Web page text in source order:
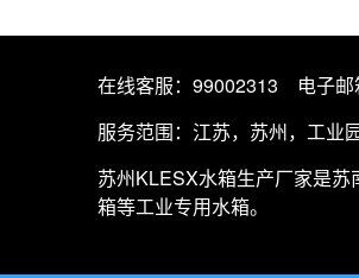
在线客服： 99002313 电子邮
服务范围：江苏，苏州，工业
苏州KLESX水箱生产厂家是苏
箱等工业专用水箱。